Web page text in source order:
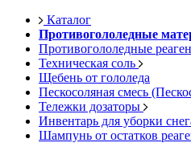
Каталог
Противогололедные
Противогололедные
Техническая соль
Щебень от гололеда
Пескосоляная смесь
Тележки дозаторы
Инвентарь для уборки
Шампунь от остатков